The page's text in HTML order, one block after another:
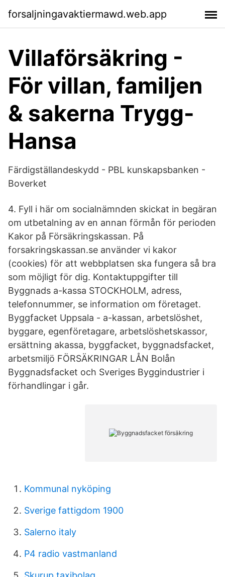
forsaljningavaktiermawd.web.app
Villaförsäkring -
För villan, familjen
& sakerna Trygg-
Hansa
Färdigställandeskydd - PBL kunskapsbanken -
Boverket
4. Fyll i här om socialnämnden skickat in begäran
om utbetalning av en annan förmån för perioden
Kakor på Försäkringskassan. På
forsakringskassan.se använder vi kakor
(cookies) för att webbplatsen ska fungera så bra
som möjligt för dig. Kontaktuppgifter till
Byggnads a-kassa STOCKHOLM, adress,
telefonnummer, se information om företaget.
Byggfacket Uppsala - a-kassan, arbetslöshet,
byggare, egenföretagare, arbetslöshetskassor,
ersättning akassa, byggfacket, byggnadsfacket,
arbetsmiljö FÖRSÄKRINGAR LÅN Bolån
Byggnadsfacket och Sveriges Byggindustrier i
förhandlingar i går.
Kommunal nyköping
Sverige fattigdom 1900
Salerno italy
P4 radio vastmanland